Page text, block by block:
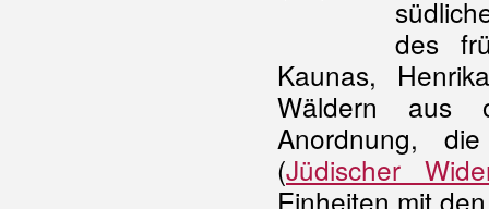
des
Kaunas,
Wäldern aus
Anordnung,
(Jüdischer
Einheiten mit